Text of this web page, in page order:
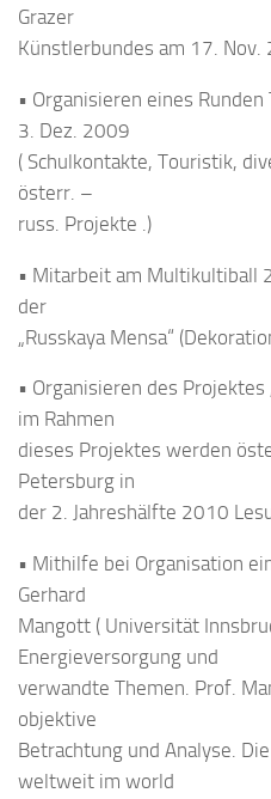
Grazer
Künstlerbundes am 17. Nov.
• Organisieren eines
3. Dez. 2009
( Schulkontakte, Touristik,
österr. –
russ. Projekte .)
• Mitarbeit am Multikultiball
der
„Russkaya Mensa“
• Organisieren des Projektes
im Rahmen
dieses Projektes werden
Petersburg in
der 2. Jahreshälfte 2010
• Mithilfe bei Organisation
Gerhard
Mangott ( Universität
Energieversorgung und
verwandte Themen. Prof.
objektive
Betrachtung und Analyse.
weltweit im world